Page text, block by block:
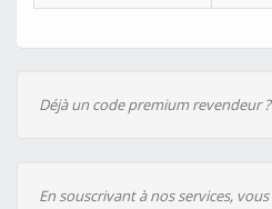
Déjà un code premium revendeur ?
En souscrivant à nos services,